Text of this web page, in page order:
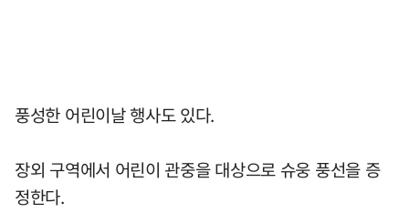
풍성한 어린이날 행사도 있다.
장외 구역에서 어린이 관중을 대상으로 슈웅 풍선을 증
정한다.